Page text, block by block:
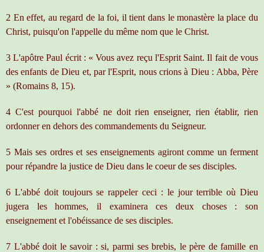
2 En effet, au regard de la foi, il tient dans le monastère la place du
Christ, puisqu'on l'appelle du même nom que le Christ.
3 L'apôtre Paul écrit : « Vous avez reçu l'Esprit Saint. Il fait de vous
des enfants de Dieu et, par l'Esprit, nous crions à Dieu : Abba, Père
» (Romains 8, 15).
4 C'est pourquoi l'abbé ne doit rien enseigner, rien établir, rien
ordonner en dehors des commandements du Seigneur.
5 Mais ses ordres et ses enseignements agiront comme un ferment
pour répandre la justice de Dieu dans le coeur de ses disciples.
6 L'abbé doit toujours se rappeler ceci : le jour terrible où Dieu
jugera les hommes, il examinera ces deux choses : son
enseignement et l'obéissance de ses disciples.
7 L'abbé doit le savoir : si, parmi ses brebis, le père de famille en